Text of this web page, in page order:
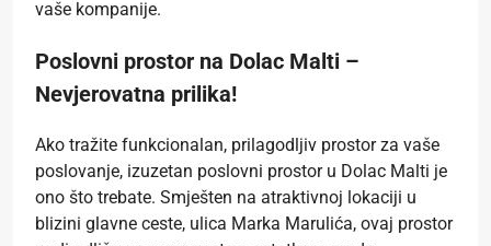
vaše kompanije.
Poslovni prostor na Dolac Malti –
Nevjerovatna prilika!
Ako tražite funkcionalan, prilagodljiv prostor za vaše
poslovanje, izuzetan poslovni prostor u Dolac Malti je
ono što trebate. Smješten na atraktivnoj lokaciji u
blizini glavne ceste, ulica Marka Marulića, ovaj prostor